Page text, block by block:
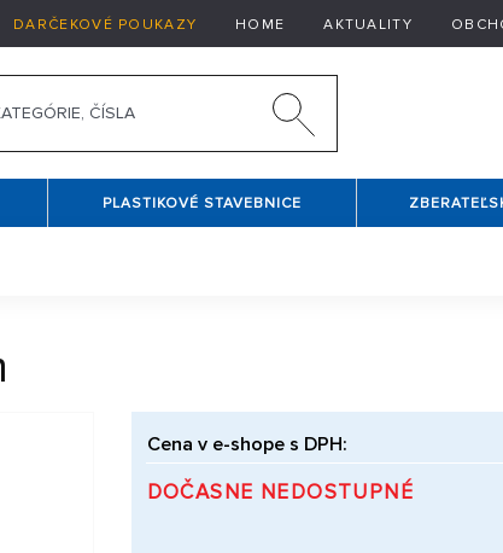
DARČEKOVÉ POUKAZY HOME AKTUALITY
PLASTIKOVÉ STAVEBNICE
Cena v e-shope s DPH:
DOČASNE NEDOSTUPNÉ